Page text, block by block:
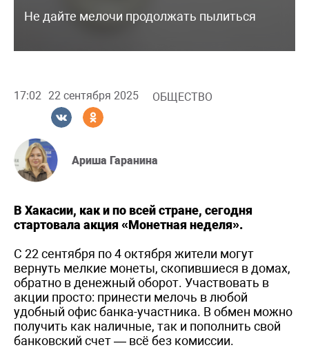
Не дайте мелочи продолжать пылиться
17:02 22 сентября 2025 ОБЩЕСТВО
Ариша Гаранина
В Хакасии, как и по всей стране, сегодня
стартовала акция «Монетная неделя».
С 22 сентября по 4 октября жители могут
вернуть мелкие монеты, скопившиеся в домах,
обратно в денежный оборот. Участвовать в
акции просто: принести мелочь в любой
удобный офис банка-участника. В обмен можно
получить как наличные, так и пополнить свой
банковский счет — всё без комиссии.